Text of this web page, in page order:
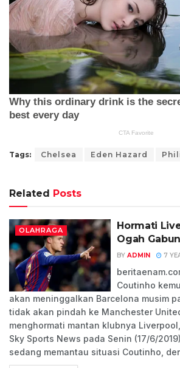
Tags: Chelsea Eden Hazard
Related Posts
OLAHRAGA
Hormati
Ogah
BY ADMIN 7
Coutinho
akan meninggalkan Barcelona musim
tidak akan pindah ke Manchester
menghormati mantan klubnya
Sky Sports News pada Senin (17/6/
sedang memantau situasi Coutinho,